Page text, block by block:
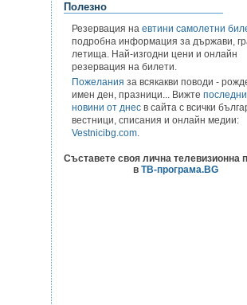
Полезно
Резервация на евтини самолетни
подробна информация за държави,
летища. Най-изгодни цени и онлайн
резервация на билети.
Пожелания за всякакви поводи -
имен ден, празници... Вижте
новини от днес в сайта с всички
вестници, списания и онлайн медии:
Vestnicibg.com.
Съставете своя лична телевизионна
в ТВ-програма.BG